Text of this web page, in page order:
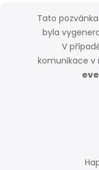
Tato
byla
V
komunikace